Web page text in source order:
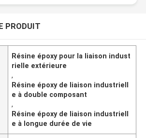
PRODUIT
Résine époxy pour la liaison indust
rielle extérieure
,
Résine époxy de liaison industriell
e à double composant
,
Résine époxy de liaison industriell
e à longue durée de vie